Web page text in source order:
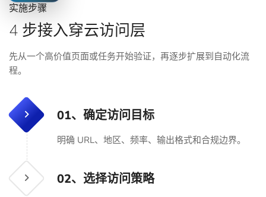
实施步骤
4 步接入穿云访问层
先从一个高价值页面或任务开始验证，再逐步扩展到自动化流
程。
01、 确定访问目标
明确 URL、地区、频率、输出格式和合规边界。
02、 选择访问策略